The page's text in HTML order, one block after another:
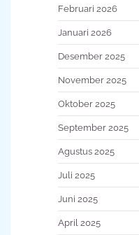
Februari 2026
Januari 2026
Desember 2025
November 2025
Oktober 2025
September 2025
Agustus 2025
Juli 2025
Juni 2025
April 2025